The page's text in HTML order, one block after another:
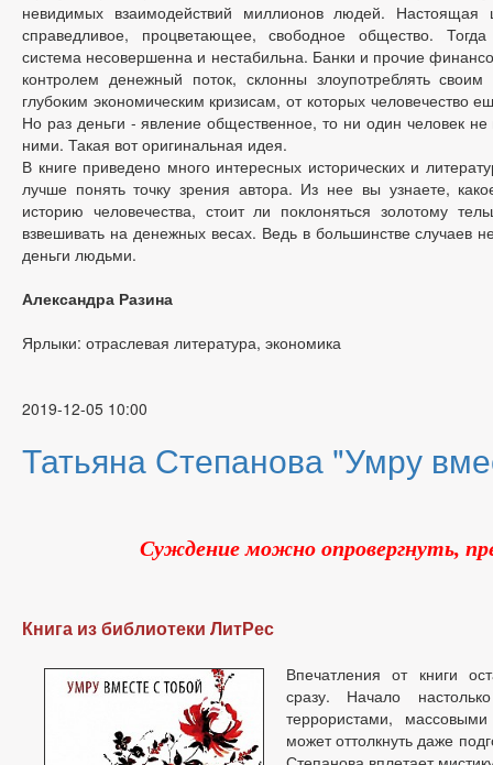
невидимых взаимодействий миллионов людей. Настоящая
справедливое, процветающее, свободное общество.
система несовершенна и нестабильна. Банки и прочие
контролем денежный поток, склонны злоупотреблять
глубоким экономическим кризисам, от которых человечество
Но раз деньги - явление общественное, то ни один человек
ними. Такая вот оригинальная идея.
В книге приведено много интересных исторических и
лучше понять точку зрения автора. Из нее вы узнаете,
историю человечества, стоит ли поклоняться золотому
взвешивать на денежных весах. Ведь в большинстве случаев
деньги людьми.
Александра Разина
Ярлыки: отраслевая литература, экономика
2019-12-05 10:00
Татьяна Степанова "Умру
Суждение можно опровергнуть,
Книга из библиотеки ЛитРес
Впечатления от книги
сразу. Начало
террористами,
может оттолкнуть даже